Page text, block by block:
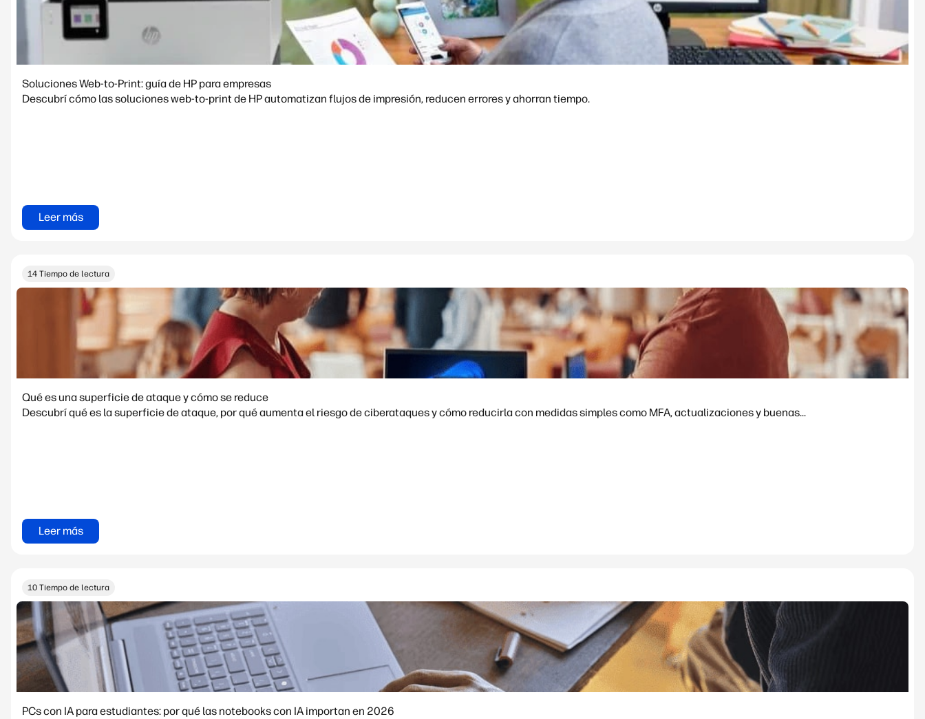
Soluciones Web-to-Print: guía de HP para empresas
Descubrí cómo las soluciones web-to-print de HP automatizan flujos de impresión, reducen errores y ahorran tiempo.
Leer más
14 Tiempo de lectura
Qué es una superficie de ataque y cómo se reduce
Descubrí qué es la superficie de ataque, por qué aumenta el riesgo de ciberataques y cómo reducirla con medidas simples como MFA, actualizaciones y buenas...
Leer más
10 Tiempo de lectura
PCs con IA para estudiantes: por qué las notebooks con IA importan en 2026